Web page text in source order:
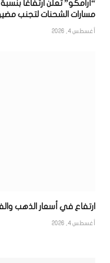
مسارات الشحنات لتجنب
أغسطس 4, 2026
ارتفاع في أسعار الذهب
أغسطس 4, 2026